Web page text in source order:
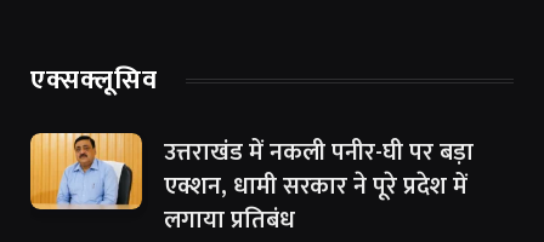
एक्सक्लूसिव
उत्तराखंड में नकली पनीर-घी पर बड़ा
एक्शन, धामी सरकार ने पूरे प्रदेश में
लगाया प्रतिबंध